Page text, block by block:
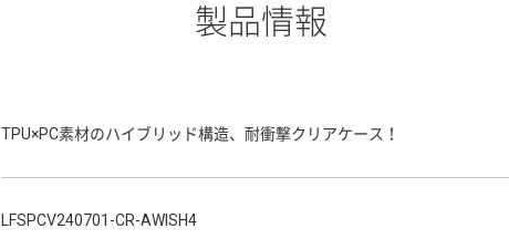
製品情報
TPU×PC素材のハイブリッド構造、耐衝撃クリアケース！
LFSPCV240701-CR-AWISH4